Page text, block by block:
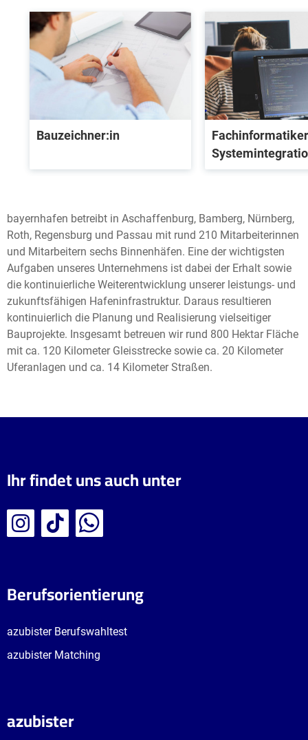
Bauzeichner:in
bayernhafen betreibt in Aschaffenburg, Bamberg, Nürnberg,
Roth, Regensburg und Passau mit rund 210 Mitarbeiterinnen
und Mitarbeitern sechs Binnenhäfen. Eine der wichtigsten
Aufgaben unseres Unternehmens ist dabei der Erhalt sowie
die kontinuierliche Weiter­entwicklung unserer leistungs- und
zukunfts­fähigen Hafen­infras­truktur. Daraus resultieren
kontinuierlich die Planung und Realisierung vielseitiger
Bauprojekte. Insgesamt betreuen wir rund 800 Hektar Fläche
mit ca. 120 Kilometer Gleis­strecke sowie ca. 20 Kilometer
Uferanlagen und ca. 14 Kilometer Straßen.
Ihr findet uns auch unter
Berufsorientierung
azubister Berufswahltest
azubister Matching
azubister